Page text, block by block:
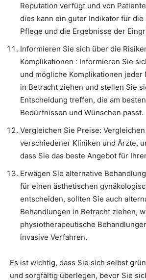
Reputation verfügt und von
dies kann ein guter Indikator für die
Pflege und die Ergebnisse der
Informieren Sie sich über die
Komplikationen : Informieren Sie
und mögliche Komplikationen jeder
in Betracht ziehen und stellen Sie
Entscheidung treffen, die am
Bedürfnissen und Wünschen passt.
Vergleichen Sie Preise:
verschiedener Kliniken und Ärzte,
dass Sie das beste Angebot für
Erwägen Sie alternative
für einen ästhetischen
entscheiden, sollten Sie auch
Behandlungen in Betracht ziehen,
physiotherapeutische
invasive Verfahren.
Es ist wichtig, dass Sie sich selbst
und sorgfältig überlegen, bevor Sie